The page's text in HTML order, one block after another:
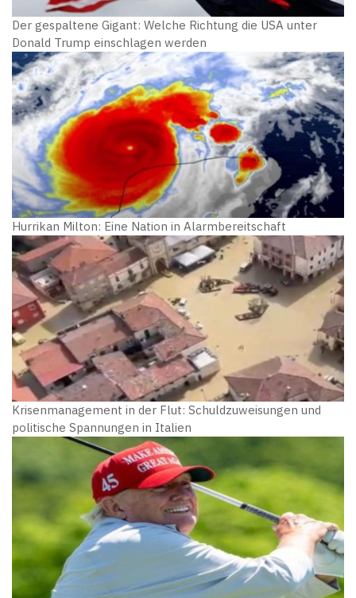
Der gespaltene Gigant: Welche Richtung die USA unter
Donald Trump einschlagen werden
Hurrikan Milton: Eine Nation in Alarmbereitschaft
Krisenmanagement in der Flut: Schuldzuweisungen und
politische Spannungen in Italien